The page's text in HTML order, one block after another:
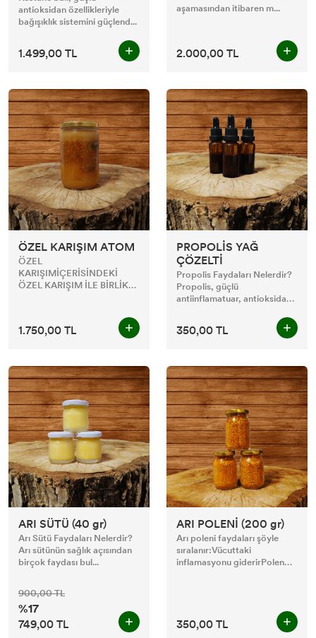
antioksidan özellikleriyle
bağışıklık sistemini güçlend...
1.499,00 TL
aşamasından itibaren m...
2.000,00 TL
ÖZEL KARIŞIM ATOM
ÖZEL
KARIŞIMİÇERİSİNDEKİ
ÖZEL KARIŞIM İLE BİRLİKTE
1.750,00 TL
PROPOLİS YAĞ
ÇÖZELTİ
Propolis Faydaları Nelerdir?
Propolis, güçlü
antiinflamatuar, antioksidan
350,00 TL
ARI SÜTÜ (40 gr)
Arı Sütü Faydaları Nelerdir?
Arı sütünün sağlık açısından
birçok faydası bul...
900,00 TL
%17
749,00 TL
ARI POLENİ (200 gr)
Arı poleni faydaları şöyle
sıralanır:Vücuttaki
inflamasyonu giderirPolen
350,00 TL